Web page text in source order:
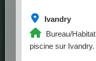
Ivandry
Bureau/
piscine sur Ivandry.